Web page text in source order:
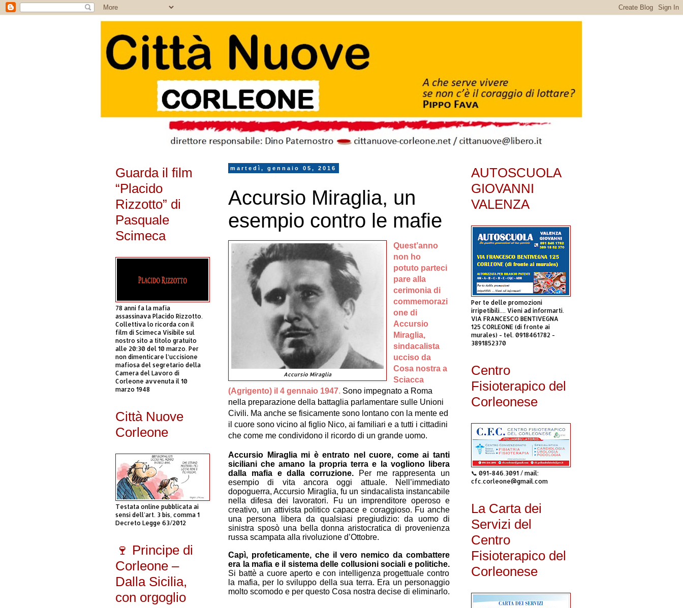
martedì, gennaio 05, 2016
Accursio Miraglia, un
esempio contro le mafie
Accursio Miraglia
Quest’anno
non ho
potuto parteci
pare alla
cerimonia di
commemorazi
one di
Accursio
Miraglia,
sindacalista
ucciso da
Cosa nostra a
Sciacca
(Agrigento) il 4 gennaio 1947. Sono impegnato a Roma
nella preparazione della battaglia parlamentare sulle Unioni
Civili. Ma anche se fisicamente sono lontano con la mente ed
il cuore sono vicino al figlio Nico, ai familiari e a tutti i cittadini
che come me condividono il ricordo di un grande uomo.
Accursio Miraglia mi è entrato nel cuore, come ai tanti
siciliani che amano la propria terra e la vogliono libera
dalla mafia e dalla corruzione. Per me rappresenta un
esempio di vita ancora oggi attuale. Nell’immediato
dopoguerra, Accursio Miraglia, fu un sindacalista instancabile
nella difesa dei lavoratori. Fu un imprenditore operoso e
creativo, un attivista politico capace e coraggioso. Fu anche
una persona libera da qualsiasi pregiudizio: da uomo di
sinistra sposò una bella donna aristocratica di provenienza
russa scampata alla rivoluzione d’Ottobre.
Capì, profeticamente, che il vero nemico da combattere
era la mafia e il sistema delle collusioni sociali e politiche.
Si battè a cuore aperto e con intelligenza progettuale contro
la mafia, per lo sviluppo della sua terra. Era un personaggio
molto scomodo e per questo Cosa nostra decise di eliminarlo.
Guarda il film
“Placido
Rizzotto” di
Pasquale
Scimeca
78 anni fa la mafia
assassinava Placido Rizzotto.
Collettiva lo ricorda con il
film di Scimeca Visibile sul
nostro sito a titolo gratuito
alle 20:30 del 10 marzo. Per
non dimenticare l’uccisione
mafiosa del segretario della
Camera del Lavoro di
Corleone avvenuta il 10
marzo 1948
Città Nuove
Corleone
Testata online pubblicata ai
sensi dell'art. 3 bis, comma 1
Decreto Legge 63/2012
🍷 Principe di
Corleone –
Dalla Sicilia,
con orgoglio
AUTOSCUOLA
GIOVANNI
VALENZA
Per te delle promozioni
irripetibili.... Vieni ad informarti.
VIA FRANCESCO BENTIVEGNA
125 CORLEONE (di fronte ai
murales) - tel. 0918461782 -
3891852370
Centro
Fisioterapico del
Corleonese
📞 091-846.3091 / mail:
cfc.corleone@gmail.com
La Carta dei
Servizi del
Centro
Fisioterapico del
Corleonese